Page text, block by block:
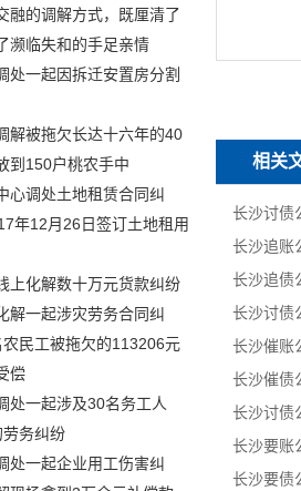
融的调解方式，既厘清了
濒临失和的手足亲情
处一起因拆迁安置房分割
解被拖欠长达十六年的40
到150户桃农手中
心调处土地租赁合同纠
年12月26日签订土地租用
上化解数十万元货款纠纷
解一起涉灾劳务合同纠
民工被拖欠的113206元
偿
处一起涉及30名务工人
务纠纷
处一起企业用工伤害纠
相关